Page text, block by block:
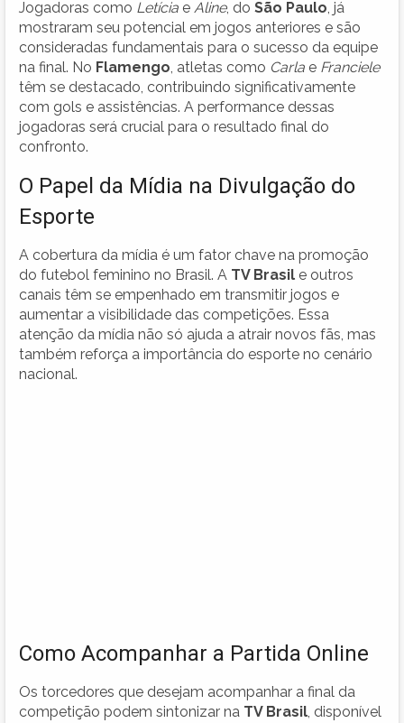
Jogadoras como Letícia e Aline, do São Paulo , já
mostraram seu potencial em jogos anteriores e são
consideradas fundamentais para o sucesso da equipe
na final. No Flamengo , atletas como Carla e Franciele
têm se destacado, contribuindo significativamente
com gols e assistências. A performance dessas
jogadoras será crucial para o resultado final do
confronto.
O Papel da Mídia na Divulgação do
Esporte
A cobertura da mídia é um fator chave na promoção
do futebol feminino no Brasil. A TV Brasil e outros
canais têm se empenhado em transmitir jogos e
aumentar a visibilidade das competições. Essa
atenção da mídia não só ajuda a atrair novos fãs, mas
também reforça a importância do esporte no cenário
nacional.
Como Acompanhar a Partida Online
Os torcedores que desejam acompanhar a final da
competição podem sintonizar na TV Brasil , disponível